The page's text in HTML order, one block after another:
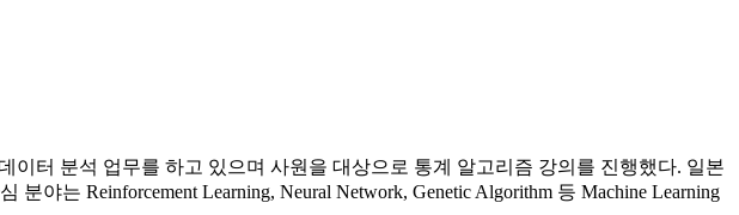
터 분석 업무를 하고 있으며 사원을 대상으로 통계 알고리즘 강의를 진행했다. 일본
야는 Reinforcement Learning, Neural Network, Genetic Algorithm 등 Machine Learning